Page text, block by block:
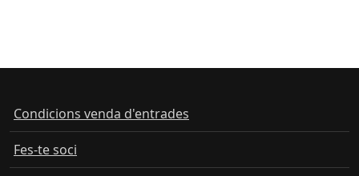
Condicions venda d'entrades
Fes-te soci